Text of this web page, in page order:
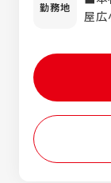
ビ」
採用
ど
てあ
お
事の
管
ト
分・
勤務地
屋
シ